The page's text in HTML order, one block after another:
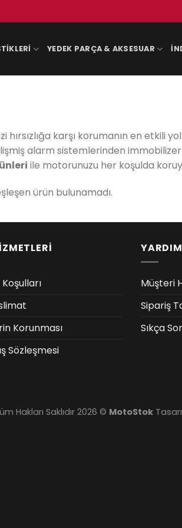
YEDEK PARÇA & AKSESUAR
hırsızlığa karşı korumanın en etkili
alarm sistemlerinden
ile motorunuzu her koşulda
ürün bulunamadı.
Korunması
Sözleşmesi
YARDIM
Müşteri
Sipariş
Sıkça
Hakları Saklıdır 2026 © MotoStok